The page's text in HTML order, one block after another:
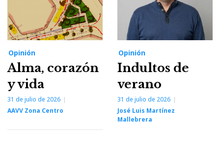
Opinión
Alma, corazón
y vida
31 de julio de 2026
AAVV Zona Centro
Opinión
Indultos de
verano
31 de julio de 2026
José Luis Martínez
Mallebrera